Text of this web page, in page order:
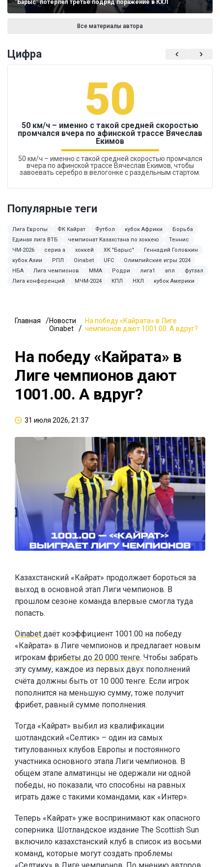
"Барыс" потерпел третье подряд поражение в КХЛ
Все материалы автора
Цифра
50
50 км/ч – именно с такой средней скоростью
промчался вчера по афинской трассе Вячеслав
Екимов
50 км/ч – именно с такой средней скоростью промчался
вчера по афинской трассе Вячеслав Екимов, чтобы
завоевать серебро в велогонке с раздельным стартом.
Популярные теги
Лига Европы ФК Кайрат Футбол кубок Африки
Борьба
Единая лига ВТБ
чемпионат Казахстана по хоккею
Теннис
ЧМ-2026
сериа а хоккей ХК "Барыс"
Геннадий Головкин
кубок Азии
РПЛ Oinabet UFC
Олимпийские игры 2024
НБА
Лига чемпионов ММА Родри лига1 апл
футзал
Лига конференций
МЧМ-2024 КПЛ НХЛ кубок Америки
Главная
Новости
Oinabet
На победу «Кайрата» в Лиге
чемпионов дают 1001.00. А вдруг?
На победу «Кайрата» в
Лиге чемпионов дают
1001.00. А вдруг?
31 июля 2026, 21:37
Казахстанский «Кайрат» продолжает бороться за
выход в основной этап Лиги чемпионов. В
прошлом сезоне команда впервые смогла туда
попасть.
Oinabet даёт коэффициент 1001.00 на победу
«Кайрата» в Лиге чемпионов и предлагает новым
игрокам фрибеты до 20 000 тенге. Чтобы забрать
эту сумму, каждое из первых двух пополнений
счёта должны быть от 10 000 тенге. Если игрок
пополнится на меньшую сумму, тоже получит
фрибет, равный сумме пополнения.
Тогда «Кайрат» выбил из квалификации
шотландский «Селтик» – один из самых
титулованных клубов Европы и постоянного
участника основного этапа Лиги чемпионов. В
общем этапе алматинцы не одержали ни одной
победы, но показали, что способны на равных
играть даже с такими командами, как «Интер».
Теперь «Кайрат» уже воспринимают как опасного
соперника. Шотландское издание The Scottish Sun
включило казахстанский клуб в список из восьми
команд, которые могут создать проблемы